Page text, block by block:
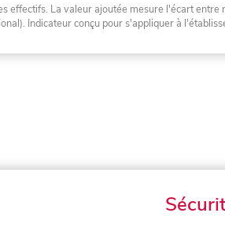
effectifs. La valeur ajoutée mesure l'écart
Indicateur conçu pour s'appliquer à